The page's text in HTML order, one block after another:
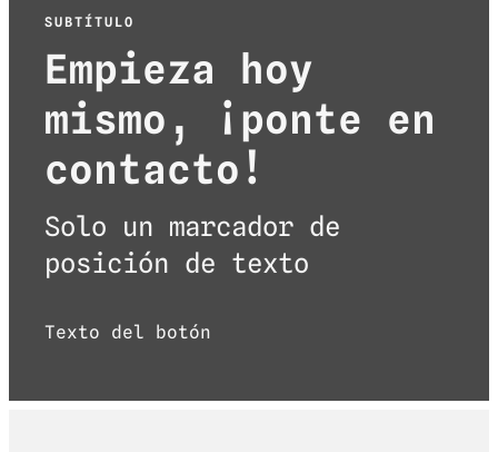
SUBTÍTULO
Empieza hoy
mismo, ¡ponte en
contacto!
Solo un marcador de
posición de texto
Texto del botón